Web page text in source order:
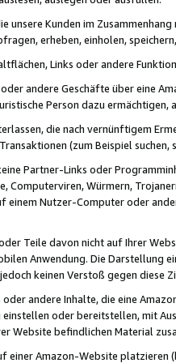
unsere Kunden im
erheben, einholen,
Links oder andere
andere Geschäfte über eine
Person dazu
die nach vernünftigem
(zum Beispiel
Partner-Links oder
Computerviren, Würmern,
einem Nutzer-Computer oder
Teile davon nicht auf Ihrer
Anwendung. Die Darstellung
keinen Verstoß gegen diese
oder andere Inhalte, die eine
oder bereitstellen, mit
Website befindlichen Material
einer Amazon-Website